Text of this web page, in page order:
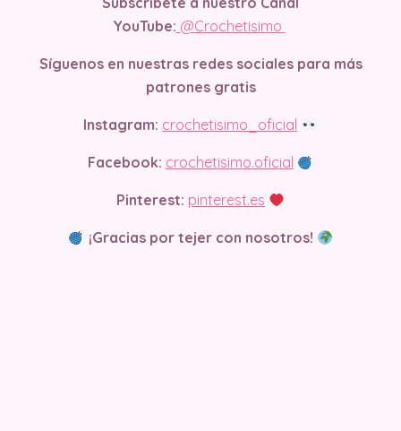
YouTube: @Crochetisimo
Síguenos en nuestras redes sociales para más
patrones gratis
Instagram: crochetisimo_oficial
Facebook: crochetisimo.oficial
Pinterest: pinterest.es
¡Gracias por tejer con nosotros!